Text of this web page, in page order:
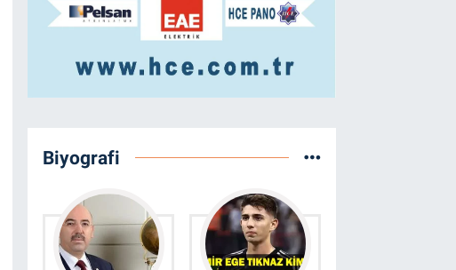
Biyografi